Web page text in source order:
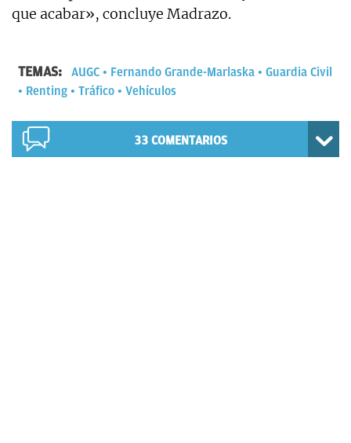
que acabar», concluye Madrazo.
TEMAS: AUGC Fernando Grande-Marlaska
Guardia Civil
Renting
Tráfico Vehículos
33 COMENTARIOS